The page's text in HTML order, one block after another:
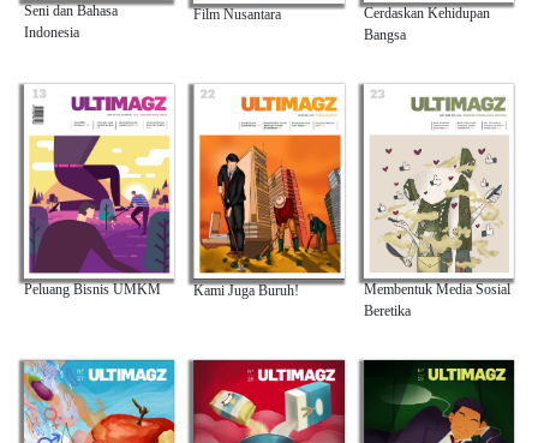
Seni dan Bahasa
Indonesia
Film Nusantara
Cerdaskan Kehidupan
Bangsa
Peluang Bisnis UMKM Kami Juga Buruh!
Membentuk Media Sosial
Beretika